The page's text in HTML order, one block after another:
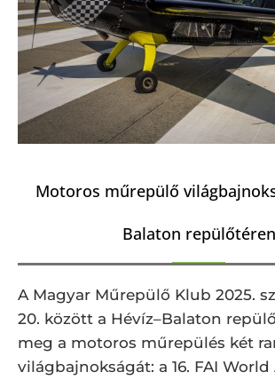
Motoros műrepülő
Balaton repülőtéren
A Magyar Műrepülő Klub 2025.
20. között a Hévíz–Balaton
meg a motoros műrepülés két
világbajnokságát: a 16. FAI